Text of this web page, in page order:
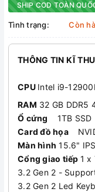
SHIP COD TOÀN
Tình trạng: Còn
THÔNG TIN KĨ
CPU Intel i9-
RAM 32 GB DDR5
Ổ cứng
1TB SSD
Card đồ họa
Màn hình 15.6"
Cổng giao tiếp 1 x
3.2 Gen 2 -
3.2 Gen 2 Led